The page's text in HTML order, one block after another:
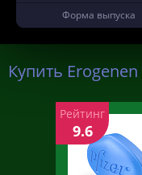
Форма выпуска
Купить
Рейтинг
9.6